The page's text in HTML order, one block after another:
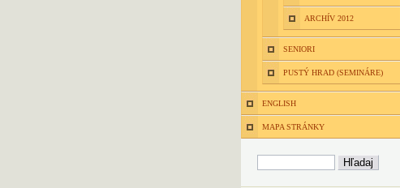
ARCHÍV 2012
SENIORI
PUSTÝ HRAD (SEMINÁRE)
ENGLISH
MAPA STRÁNKY